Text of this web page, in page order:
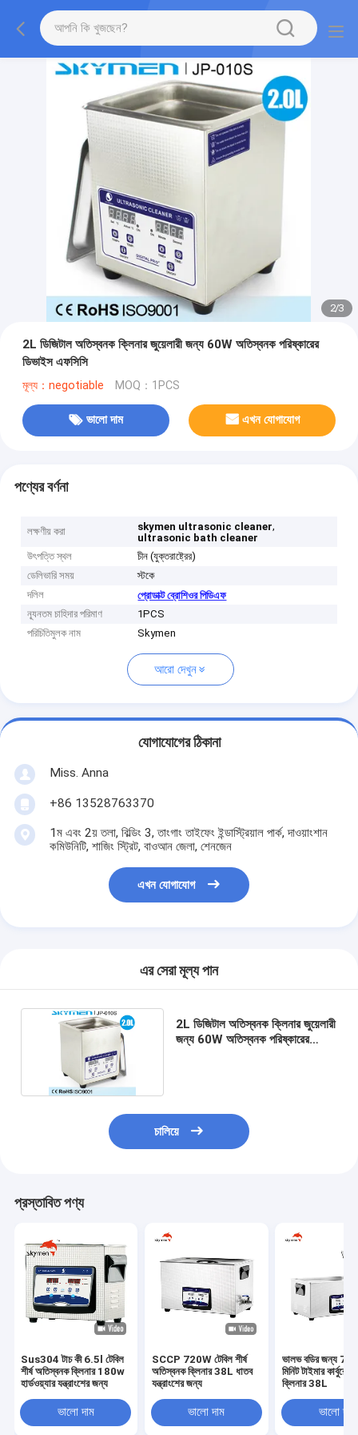
2/3
2L ডিজিটাল অতিস্বনক ক্লিনার জুয়েলারী জন্য 60W অতিস্বনক পরিষ্কারের
ডিভাইস এফসিসি
মূল্য：negotiable MOQ：1PCS
ভালো দাম এখন যোগাযোগ
পণ্যের বর্ণনা
লক্ষণীয় করা skymen ultrasonic cleaner,
ultrasonic bath cleaner
উৎপত্তি স্থল
চীন (যুক্তরাষ্ট্রের)
ডেলিভারি সময়
স্টকে
দলিল
প্রোডাক্ট ব্রোশিওর পিডিএফ
ন্যূনতম চাহিদার পরিমাণ
1PCS
পরিচিতিমুলক নাম
Skymen
আরো দেখুন
যোগাযোগের ঠিকানা
Miss. Anna
+86 13528763370
1ম এবং 2য় তলা, বিল্ডিং 3, তাংগাং তাইফেং ইন্ডাস্ট্রিয়াল পার্ক, দাওয়াংশান
কমিউনিটি, শাজিং স্ট্রিট, বাওআন জেলা, শেনজেন
এখন যোগাযোগ
এর সেরা মূল্য পান
2L ডিজিটাল অতিস্বনক ক্লিনার জুয়েলারী
জন্য 60W অতিস্বনক পরিষ্কারের
চালিয়ে
প্রস্তাবিত পণ্য
Sus304 টাচ কী 6.5l টেবিল
শীর্ষ অতিস্বনক ক্লিনার 180w
হার্ডওয়্যার যন্ত্রাংশের জন্য
ভালো দাম
SCCP 720W টেবিল শীর্ষ
অতিস্বনক ক্লিনার 38L ধাতব
যন্ত্রাংশের জন্য
ভালো দাম
ভালভ বডির জন্য
মিনিট টাইমার
ক্লিনার 38L
ভালো দাম